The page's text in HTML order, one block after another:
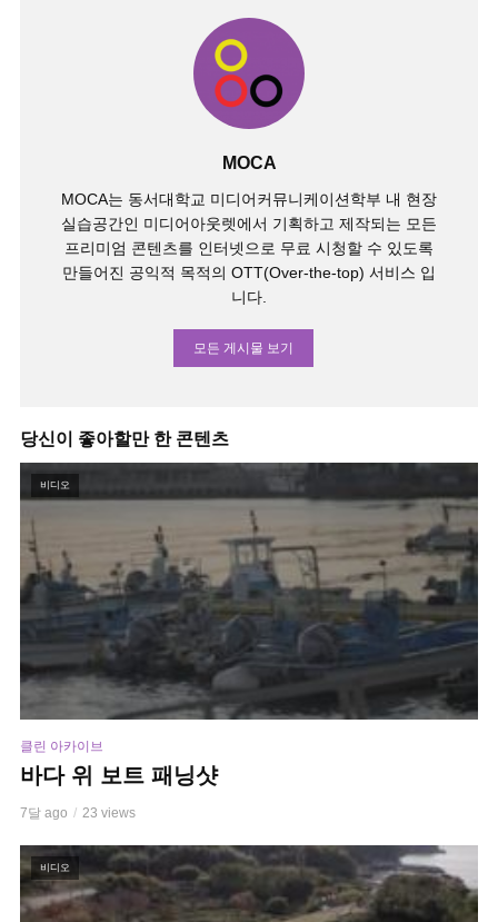
MOCA
MOCA는 동서대학교 미디어커뮤니케이션학부 내 현장
실습공간인 미디어아웃렛에서 기획하고 제작되는 모든
프리미엄 콘텐츠를 인터넷으로 무료 시청할 수 있도록
만들어진 공익적 목적의 OTT(Over-the-top) 서비스 입
니다.
모든 게시물 보기
당신이 좋아할만 한 콘텐츠
비디오
클린 아카이브
바다 위 보트 패닝샷
7달 ago 23 views
비디오